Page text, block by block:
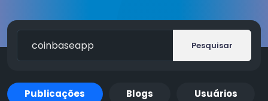
Pesquisar
Publicações Blogs Usuários